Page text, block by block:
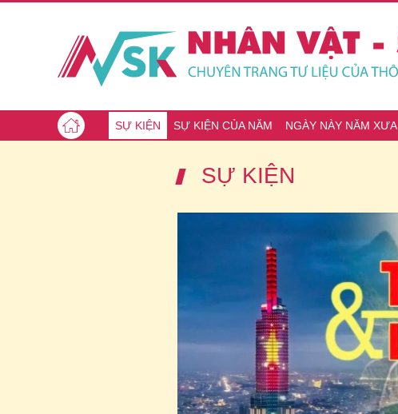
SỰ KIỆN SỰ KIỆN CỦA NĂM NGÀY NÀY NĂM XƯA
SỰ KIỆN